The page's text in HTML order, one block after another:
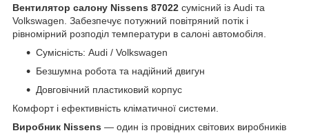
Вентилятор салону Nissens 87022 сумісний із Audi та
Volkswagen. Забезпечує потужний повітряний потік і
рівномірний розподіл температури в салоні автомобіля.
Сумісність: Audi / Volkswagen
Безшумна робота та надійний двигун
Довговічний пластиковий корпус
Комфорт і ефективність кліматичної системи.
Виробник Nissens — один із провідних світових виробників